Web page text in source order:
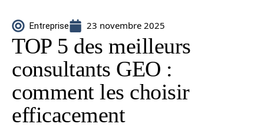
Entreprise 23 novembre 2025
TOP 5 des meilleurs
consultants GEO :
comment les choisir
efficacement